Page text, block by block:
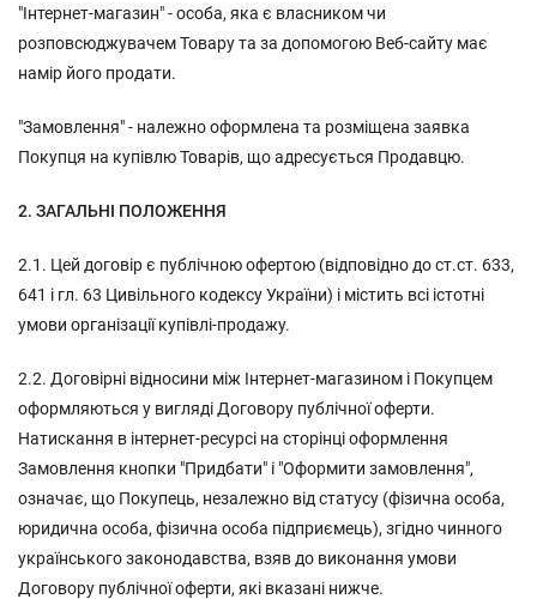
"Інтернет-магазин" - особа, яка є власником чи
розповсюджувачем Товару та за допомогою Веб-сайту має
намір його продати.
"Замовлення" - належно оформлена та розміщена заявка
Покупця на купівлю Товарів, що адресується Продавцю.
2. ЗАГАЛЬНІ ПОЛОЖЕННЯ
2.1. Цей договір є публічною офертою (відповідно до ст.ст. 633,
641 і гл. 63 Цивільного кодексу України) і містить всі істотні
умови організації купівлі-продажу.
2.2. Договірні відносини між Інтернет-магазином і Покупцем
оформляються у вигляді Договору публічної оферти.
Натискання в інтернет-ресурсі на сторінці оформлення
Замовлення кнопки "Придбати" і "Оформити замовлення",
означає, що Покупець, незалежно від статусу (фізична особа,
юридична особа, фізична особа підприємець), згідно чинного
українського законодавства, взяв до виконання умови
Договору публічної оферти, які вказані нижче.